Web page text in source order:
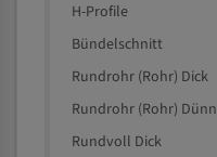
H-Profile
Bündelschnitt
Rundrohr (Rohr) Dick
Rundrohr (Rohr) Dünn
Rundvoll Dick